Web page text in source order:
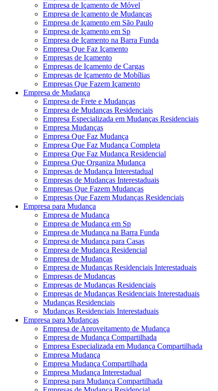
Empresa de Içamento de Móvel
Empresa de Içamento de Mudanças
Empresa de Içamento em São Paulo
Empresa de Içamento em Sp
Empresa de Içamento na Barra Funda
Empresa Que Faz Içamento
Empresas de Içamento
Empresas de Içamento de Cargas
Empresas de Içamento de Mobílias
Empresas Que Fazem Içamento
Empresa de Mudança
Empresa de Frete e Mudanças
Empresa de Mudanças Residenciais
Empresa Especializada em Mudanças Residenciais
Empresa Mudanças
Empresa Que Faz Mudança
Empresa Que Faz Mudança Completa
Empresa Que Faz Mudança Residencial
Empresa Que Organiza Mudança
Empresas de Mudança Interestadual
Empresas de Mudanças Interestaduais
Empresas Que Fazem Mudanças
Empresas Que Fazem Mudanças Residenciais
Empresa para Mudança
Empresa de Mudança
Empresa de Mudança em Sp
Empresa de Mudança na Barra Funda
Empresa de Mudança para Casas
Empresa de Mudança Residencial
Empresa de Mudanças
Empresa de Mudanças Residenciais Interestaduais
Empresas de Mudanças
Empresas de Mudanças Residenciais
Empresas de Mudanças Residenciais Interestaduais
Mudanças Residenciais
Mudanças Residenciais Interestaduais
Empresa para Mudanças
Empresa de Aproveitamento de Mudança
Empresa de Mudança Compartilhada
Empresa Especializada em Mudança Compartilhada
Empresa Mudança
Empresa Mudança Compartilhada
Empresa Mudança Interestadual
Empresa para Mudança Compartilhada